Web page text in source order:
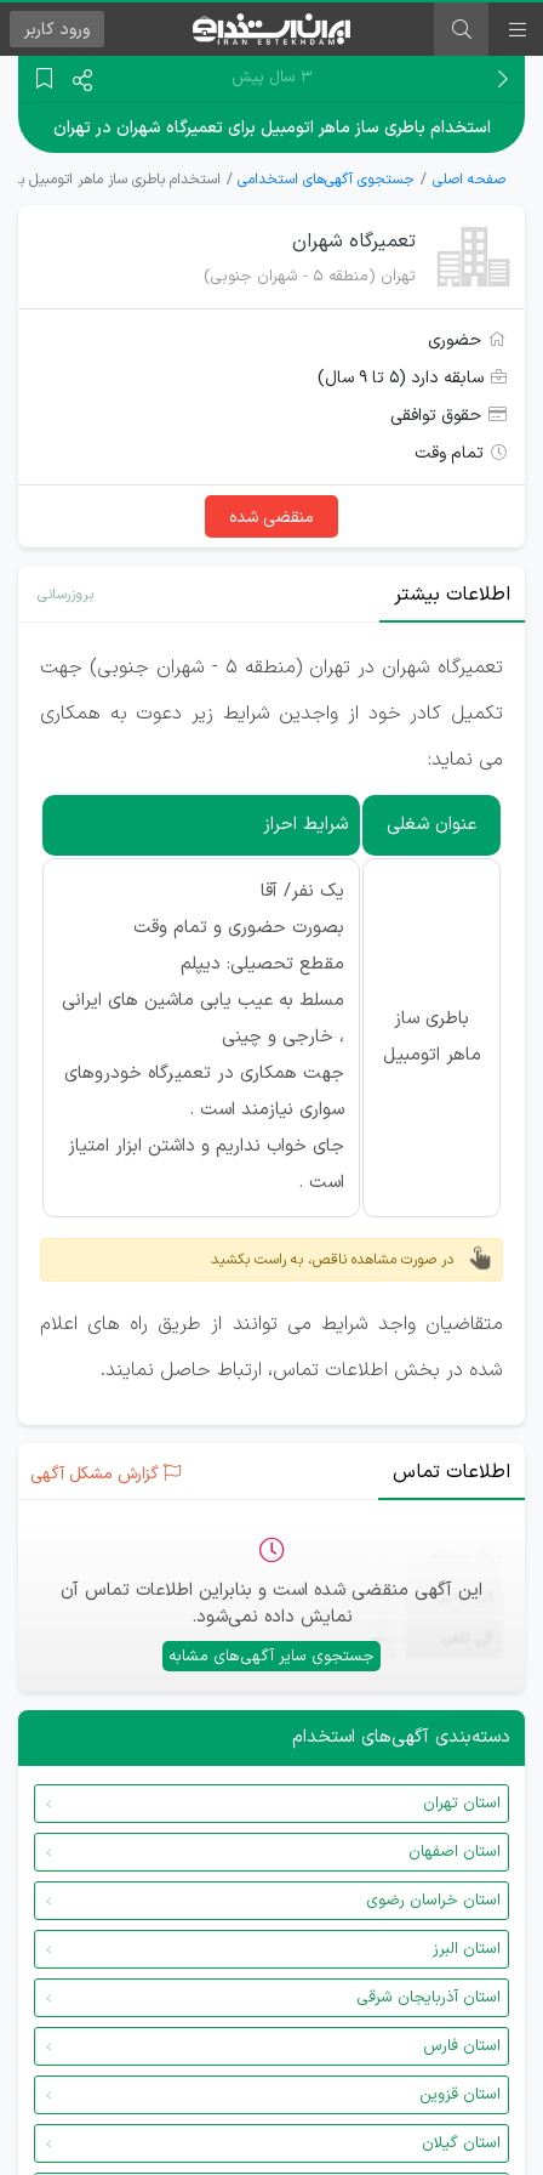
ورود کاربر
۳ سال پیش
استخدام باطری ساز ماهر اتومبیل برای تعمیرگاه شهران در تهران
صفحه اصلی جستجوی آگهی‌های استخدامی استخدام باطری ساز ماهر اتومبیل
تعمیرگاه شهران
تهران (منطقه 5 - شهران جنوبی)
حضوری
سابقه دارد (۵ تا ۹ سال)
حقوق توافقی
تمام وقت
منقضی شده
اطلاعات بیشتر بروزرسانی
تعمیرگاه شهران در تهران (منطقه 5 - شهران جنوبی) جهت
تکمیل کادر خود از واجدین شرایط زیر دعوت به همکاری
می نماید:
عنوان شغلی شرایط احراز
باطری ساز
ماهر اتومبیل
یک نفر/ آقا
بصورت حضوری و تمام وقت
مقطع تحصیلی: دیپلم
مسلط به عیب یابی ماشین های ایرانی
، خارجی و چینی
جهت همکاری در تعمیرگاه خودروهای
سواری نیازمند است .
جای خواب نداریم و داشتن ابزار امتیاز
است .
در صورت مشاهده ناقص، به راست بکشید
متقاضیان واجد شرایط می توانند از طریق راه های اعلام
شده در بخش اطلاعات تماس، ارتباط حاصل نمایند.
اطلاعات تماس گزارش مشکل آگهی
این آگهی منقضی شده است و بنابراین اطلاعات تماس آن
نمایش داده نمی‌شود.
جستجوی سایر آگهی‌های مشابه
ایمیل —
—
دسته‌بندی آگهی‌های استخدام
استان تهران
استان اصفهان
استان خراسان رضوی
استان البرز
استان آذربایجان شرقی
استان فارس
استان قزوین
استان گیلان